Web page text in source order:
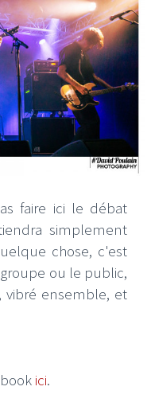
faire ici le débat
simplement
chose, c'est
ou le public,
vibré ensemble, et
ici.